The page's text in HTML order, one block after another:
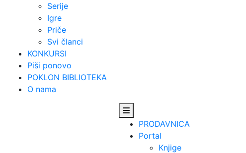
Serije
Igre
Priče
Svi članci
KONKURSI
Piši ponovo
POKLON BIBLIOTEKA
O nama
PRODAVNICA
Portal
Knjige